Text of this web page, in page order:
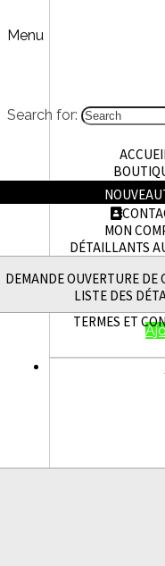
Menu
Search for:
MON
DÉTAILLANTS
DEMANDE OUVERTURE DE
LISTE DES
TERMES ET
moteur 36-